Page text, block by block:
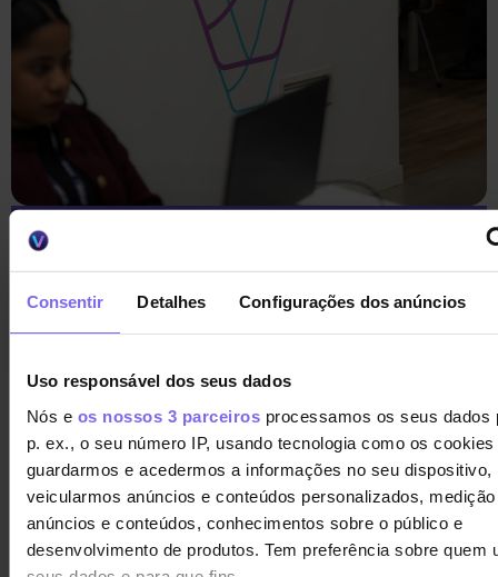
Consentir Detalhes Configurações dos anúncios
Uso responsável dos seus dados
Nós e os nossos 3 parceirosprocessamos os seus dados
p. ex., o seu número IP, usando tecnologia como os cookies
guardarmos e acedermos a informações no seu dispositivo,
veicularmos anúncios e conteúdos personalizados, medição
anúncios e conteúdos, conhecimentos sobre o público e
desenvolvimento de produtos. Tem preferência sobre quem
SOBRE O SEU
PLANO DE LIQUIDAÇÃO
Quais são os requisitos?
Ter dívidas a partir de 6 000 euros,
quer numa única conta, quer
somando todas as suas dívidas.
Dívidas de crédito pessoal ou de